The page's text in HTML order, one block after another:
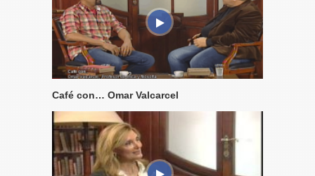
Café con… Omar Valcarcel